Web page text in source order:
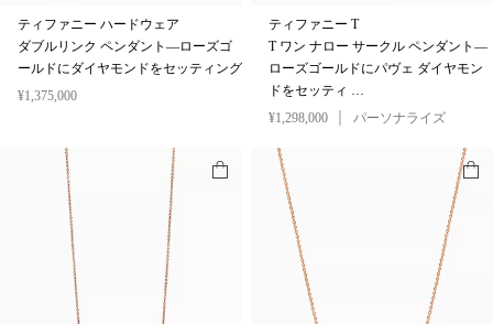
ティファニー ハードウェア
ダブルリンク ペンダント—ローズゴ
ールドにダイヤモンドをセッティング
¥1,375,000
ティファニー T
T ワン ナロー サークル ペンダント—
ローズゴールドにパヴェ ダイヤモン
ドをセッティ …
¥1,298,000
パーソナライズ